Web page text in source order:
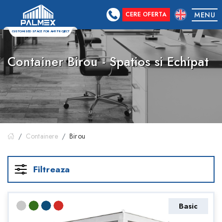
CUSTOMISED SPACE FOR ANY PROJECT
CERE OFERTA MENU
Container Birou - Spatios si Echipat
Containere Birou
Filtreaza
Basic